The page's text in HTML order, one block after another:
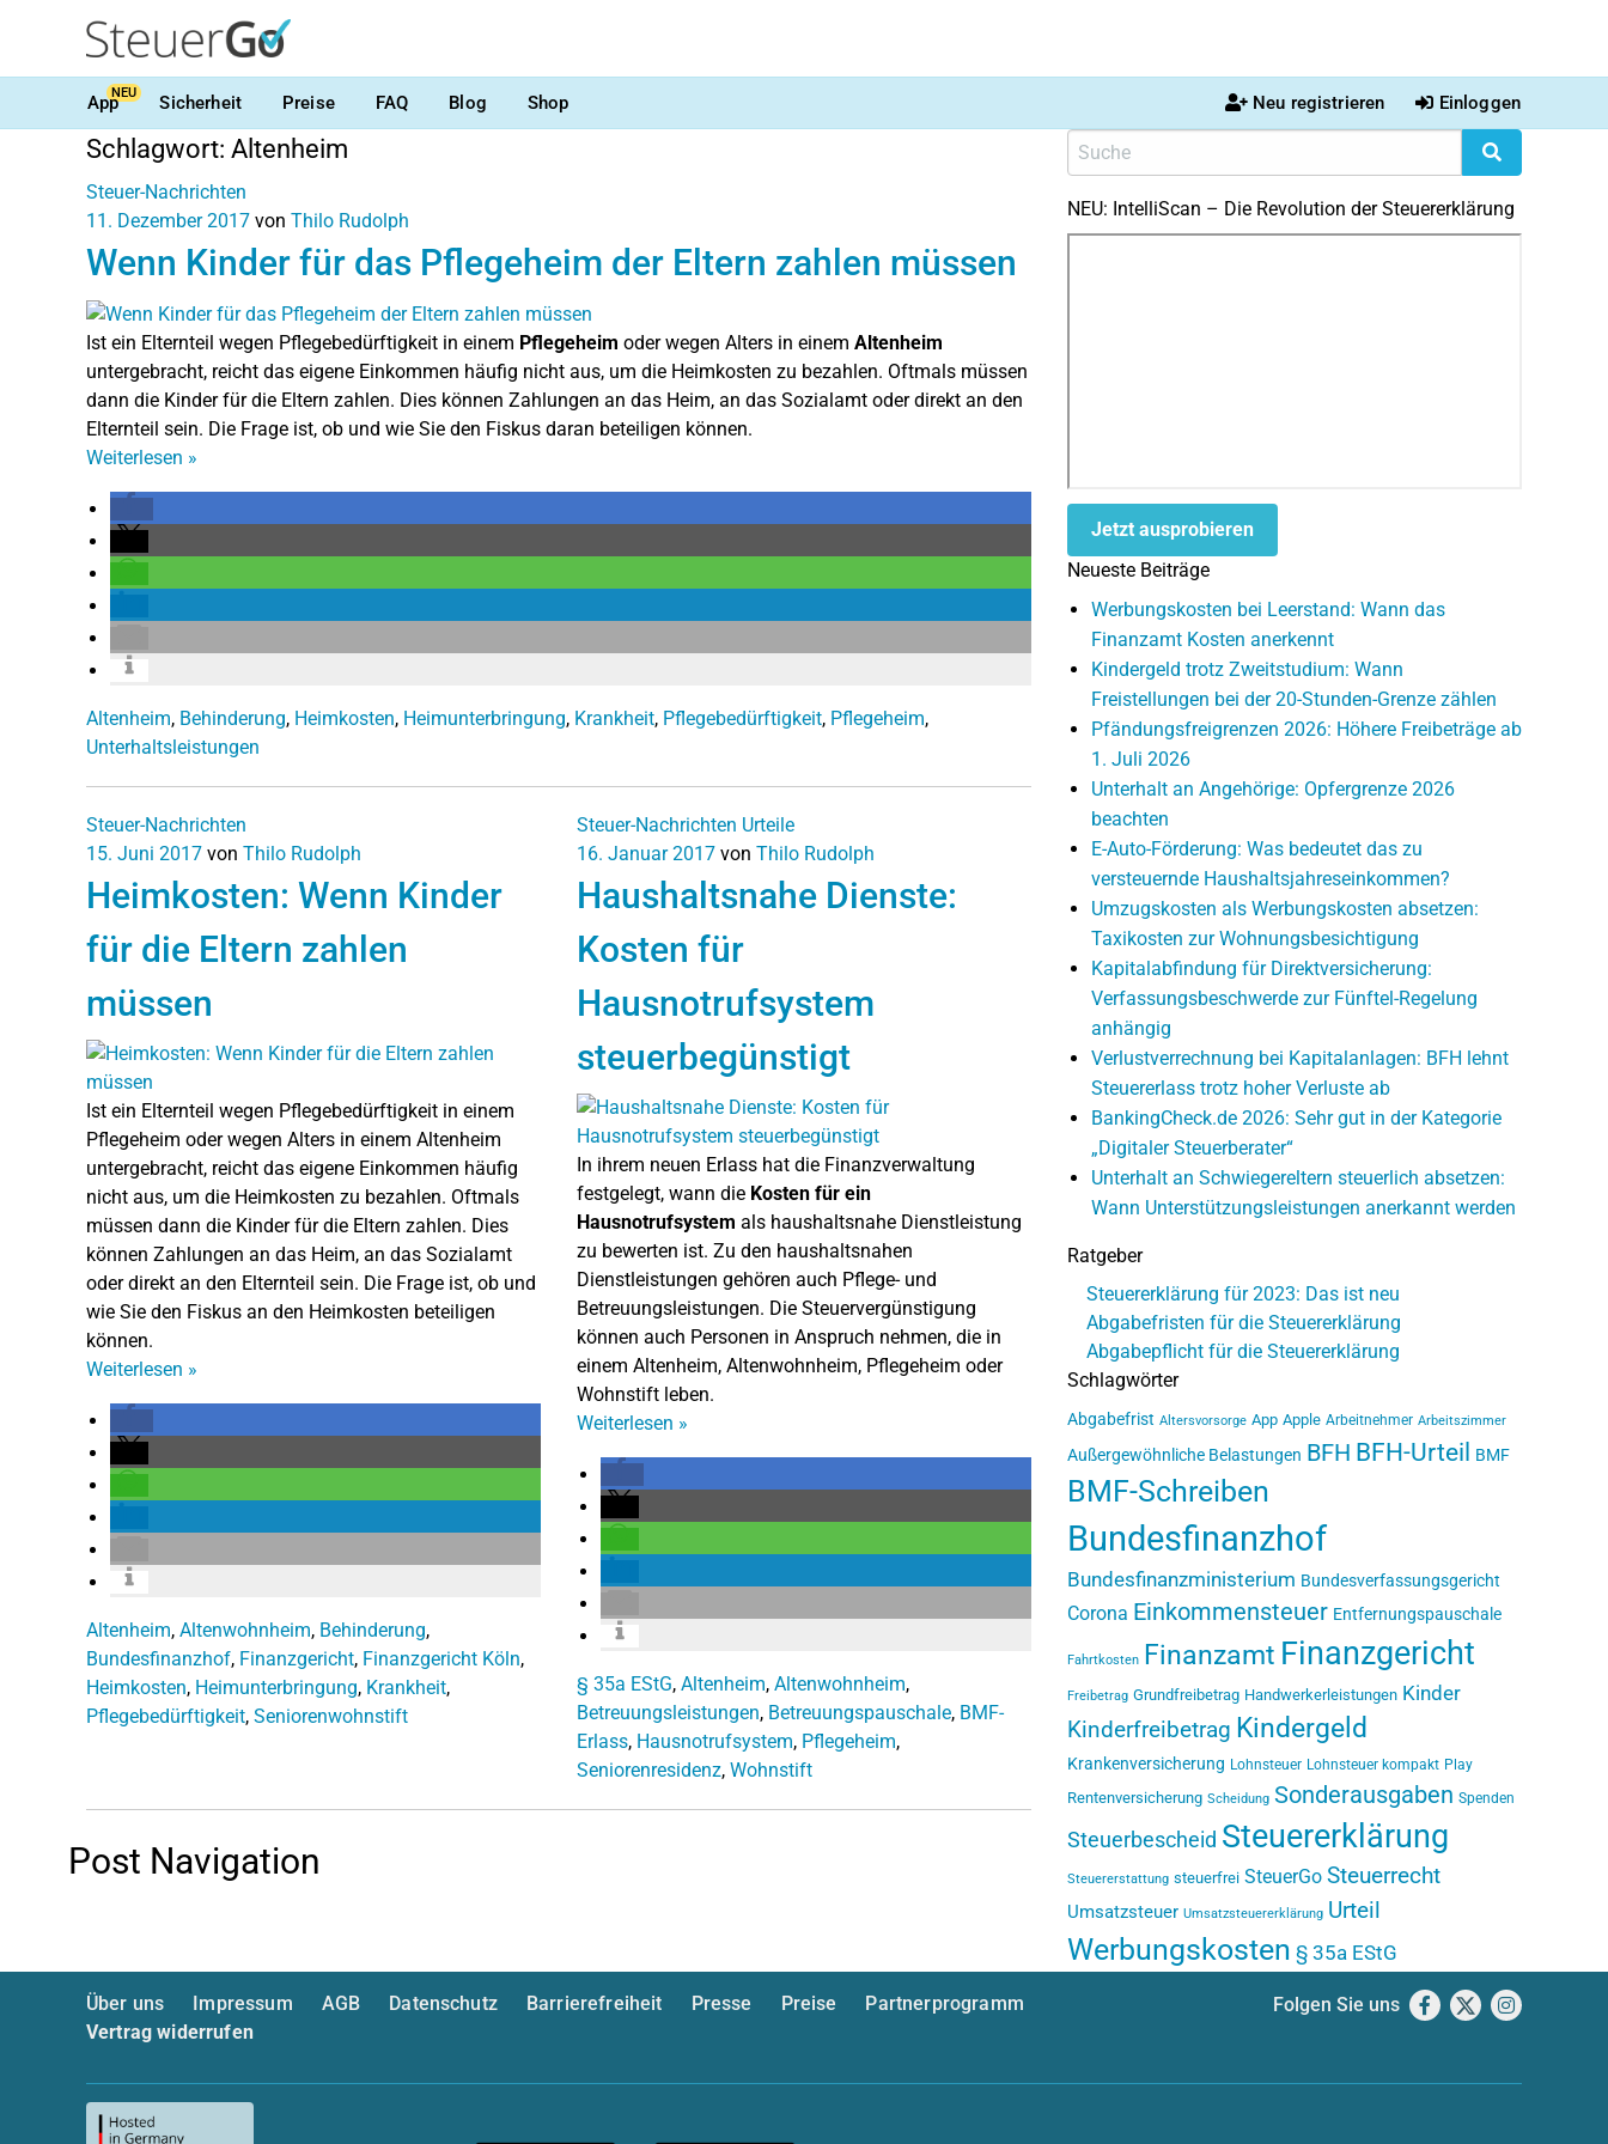
AppNEU Sicherheit Preise FAQ Blog Shop Neu registrieren Einloggen
Schlagwort: Altenheim
Steuer-Nachrichten
11. Dezember 2017 von Thilo Rudolph
Wenn Kinder für das Pflegeheim der Eltern zahlen müssen
Ist ein Elternteil wegen Pflegebedürftigkeit in einem Pflegeheim oder wegen Alters in einem Altenheim
untergebracht, reicht das eigene Einkommen häufig nicht aus, um die Heimkosten zu bezahlen. Oftmals müssen
dann die Kinder für die Eltern zahlen. Dies können Zahlungen an das Heim, an das Sozialamt oder direkt an den
Elternteil sein. Die Frage ist, ob und wie Sie den Fiskus daran beteiligen können.
Weiterlesen »
Altenheim, Behinderung, Heimkosten, Heimunterbringung, Krankheit, Pflegebedürftigkeit, Pflegeheim,
Unterhaltsleistungen
Steuer-Nachrichten
15. Juni 2017 von Thilo Rudolph
Heimkosten: Wenn Kinder
für die Eltern zahlen
müssen
Ist ein Elternteil wegen Pflegebedürftigkeit in einem
Pflegeheim oder wegen Alters in einem Altenheim
untergebracht, reicht das eigene Einkommen häufig
nicht aus, um die Heimkosten zu bezahlen. Oftmals
müssen dann die Kinder für die Eltern zahlen. Dies
können Zahlungen an das Heim, an das Sozialamt
oder direkt an den Elternteil sein. Die Frage ist, ob und
wie Sie den Fiskus an den Heimkosten beteiligen
können.
Weiterlesen »
Altenheim, Altenwohnheim, Behinderung,
Bundesfinanzhof, Finanzgericht, Finanzgericht Köln,
Heimkosten, Heimunterbringung, Krankheit,
Pflegebedürftigkeit, Seniorenwohnstift
Steuer-Nachrichten Urteile
16. Januar 2017 von Thilo Rudolph
Haushaltsnahe Dienste:
Kosten für
Hausnotrufsystem
steuerbegünstigt
In ihrem neuen Erlass hat die Finanzverwaltung
festgelegt, wann die Kosten für ein
Hausnotrufsystem als haushaltsnahe Dienstleistung
zu bewerten ist. Zu den haushaltsnahen
Dienstleistungen gehören auch Pflege- und
Betreuungsleistungen. Die Steuervergünstigung
können auch Personen in Anspruch nehmen, die in
einem Altenheim, Altenwohnheim, Pflegeheim oder
Wohnstift leben.
Weiterlesen »
§ 35a EStG, Altenheim, Altenwohnheim,
Betreuungsleistungen, Betreuungspauschale, BMF-
Erlass, Hausnotrufsystem, Pflegeheim,
Seniorenresidenz, Wohnstift
Post Navigation
NEU: IntelliScan – Die Revolution der Steuererklärung
Jetzt ausprobieren
Neueste Beiträge
Werbungskosten bei Leerstand: Wann das
Finanzamt Kosten anerkennt
Kindergeld trotz Zweitstudium: Wann
Freistellungen bei der 20-Stunden-Grenze zählen
Pfändungsfreigrenzen 2026: Höhere Freibeträge ab
1. Juli 2026
Unterhalt an Angehörige: Opfergrenze 2026
beachten
E-Auto-Förderung: Was bedeutet das zu
versteuernde Haushaltsjahreseinkommen?
Umzugskosten als Werbungskosten absetzen:
Taxikosten zur Wohnungsbesichtigung
Kapitalabfindung für Direktversicherung:
Verfassungsbeschwerde zur Fünftel-Regelung
anhängig
Verlustverrechnung bei Kapitalanlagen: BFH lehnt
Steuererlass trotz hoher Verluste ab
BankingCheck.de 2026: Sehr gut in der Kategorie
„Digitaler Steuerberater“
Unterhalt an Schwiegereltern steuerlich absetzen:
Wann Unterstützungsleistungen anerkannt werden
Ratgeber
Steuererklärung für 2023: Das ist neu
Abgabefristen für die Steuererklärung
Abgabepflicht für die Steuererklärung
Schlagwörter
Abgabefrist Altersvorsorge App Apple Arbeitnehmer Arbeitszimmer
Außergewöhnliche Belastungen BFH BFH-Urteil BMF
BMF-Schreiben
Bundesfinanzhof
Bundesfinanzministerium Bundesverfassungsgericht
Corona Einkommensteuer Entfernungspauschale
Fahrtkosten Finanzamt Finanzgericht
Freibetrag Grundfreibetrag Handwerkerleistungen Kinder
Kinderfreibetrag Kindergeld
Krankenversicherung Lohnsteuer Lohnsteuer kompakt Play
Rentenversicherung Scheidung Sonderausgaben Spenden
Steuerbescheid Steuererklärung
Steuererstattung steuerfrei SteuerGo Steuerrecht
Umsatzsteuer Umsatzsteuererklärung Urteil
Werbungskosten § 35a EStG
Über uns Impressum AGB Datenschutz Barrierefreiheit Presse Preise
Partnerprogramm
Vertrag widerrufen
Folgen Sie uns Facebook
X Instagram